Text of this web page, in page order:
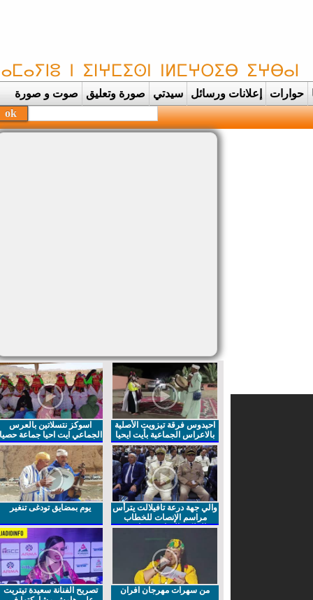
حوارات إعلانات ورسائل سيدتي صورة وتعليق صوت و صورة
احيدوس فرقة تيزويت الأصلية
بالاعراس الجماعية بأيت ايحيا
اسوكز نتسلاتين بالعرس
الجماعي ايت احيا جماعة حصيا
والي جهة درعة تافيلالت يترأس
مراسم الإنصات للخطاب
الملكي السامي بمناسبة
يوم بمضايق تودغى تنغير
من سهرات مهرجان افران
تصريح الفنانة سعيدة تيتريت